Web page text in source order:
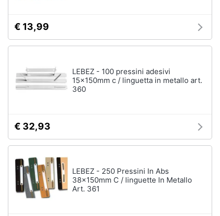
€ 13,99
LEBEZ - 100 pressini adesivi
15x150mm c / linguetta in metallo art.
360
€ 32,93
LEBEZ - 250 Pressini In Abs
38x150mm C / linguette In Metallo
Art. 361